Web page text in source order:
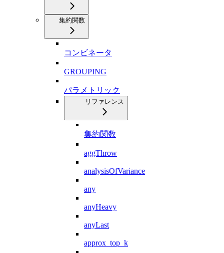
集約関数
コンビネータ
GROUPING
パラメトリック
リファレンス
集約関数
aggThrow
analysisOfVariance
any
anyHeavy
anyLast
approx_top_k